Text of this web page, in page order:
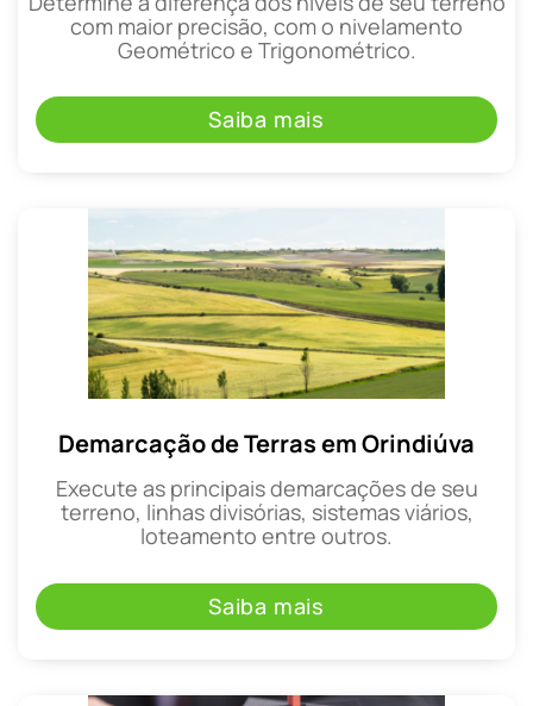
com maior precisão, com o nivelamento
Geométrico e Trigonométrico.
Saiba mais
Demarcação de Terras em Orindiúva
Execute as principais demarcações de seu
terreno, linhas divisórias, sistemas viários,
loteamento entre outros.
Saiba mais